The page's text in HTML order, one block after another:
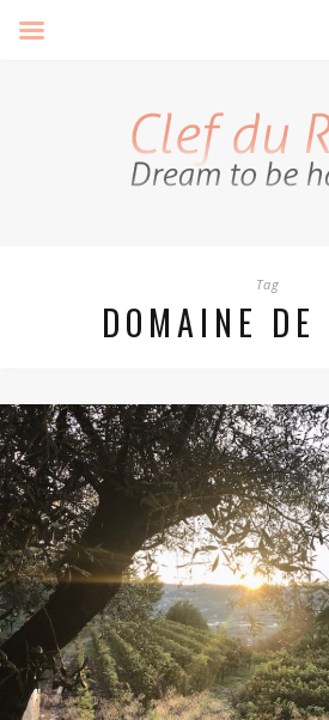
Tag
DOMAINE DE